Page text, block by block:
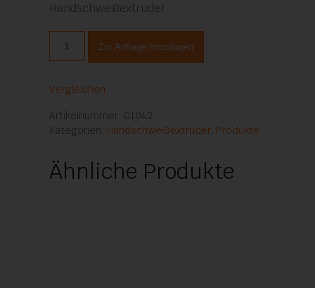
Handschweißextruder
IsoliermantelZur Anfrage hinzufügen
Vergleichen
Artikelnummer: 01042
Kategorien: Handschweißextruder Produkte
Ähnliche Produkte